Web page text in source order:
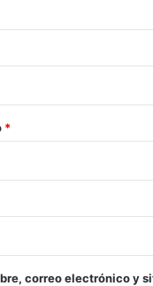
*
correo electrónico y